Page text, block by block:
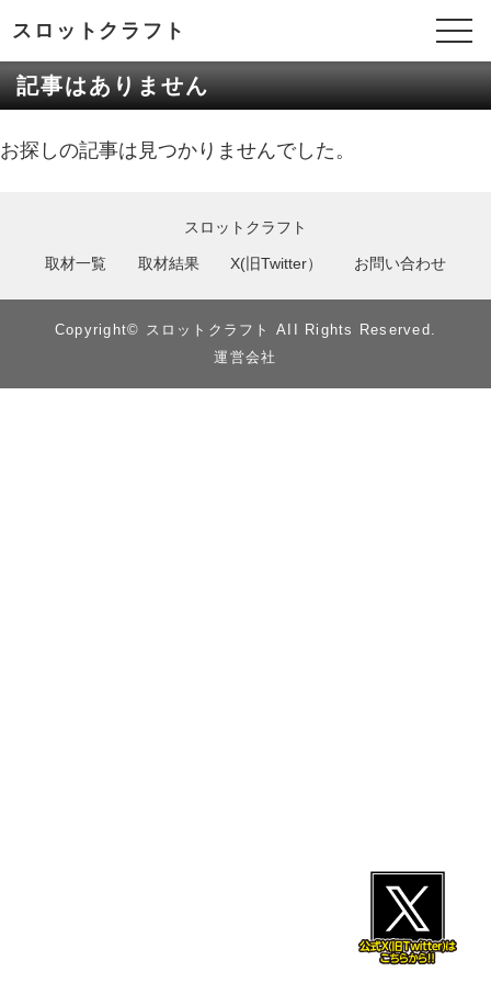
スロットクラフト
記事はありません
お探しの記事は見つかりませんでした。
スロットクラフト
取材一覧 取材結果 X(旧Twitter） お問い合わせ
Copyright©︎ スロットクラフト AII Rights Reserved.
運営会社